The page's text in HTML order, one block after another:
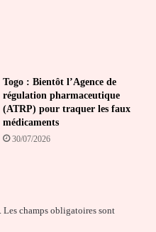
Togo : Bientôt l’Agence de
régulation pharmaceutique
(ATRP) pour traquer les faux
médicaments
30/07/2026
Les champs obligatoires sont